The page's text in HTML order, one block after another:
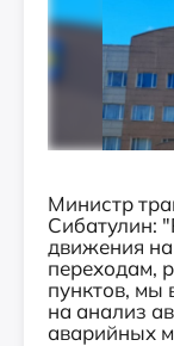
Министр
Сибатулин:
движения
переходам,
пунктов, мы
на анализ
аварийных